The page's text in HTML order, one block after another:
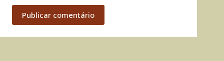
Publicar comentário